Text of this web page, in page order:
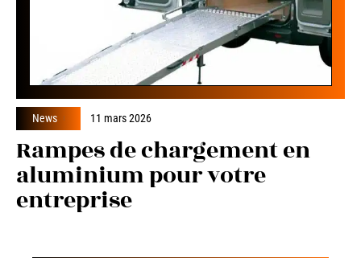
News 11 mars 2026
Rampes de chargement en
aluminium pour votre
entreprise